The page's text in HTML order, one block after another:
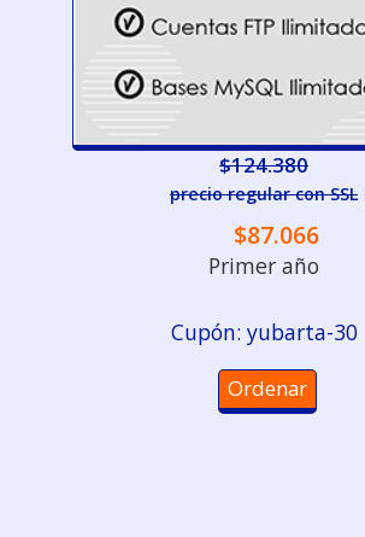
$124.380
precio regular con SSL
$87.066
Primer año
Cupón: yubarta-30
Ordenar